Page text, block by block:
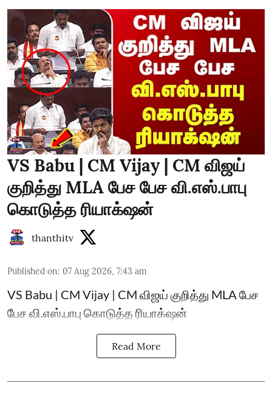
VS Babu | CM Vijay | CM விஜய்
குறித்து MLA பேச பேச வி.எஸ்.பாபு
கொடுத்த ரியாக்‌ஷன்
thanthitv
Published on: 07 Aug 2026, 7:43 am
VS Babu | CM Vijay | CM விஜய் குறித்து MLA பேச
பேச வி.எஸ்.பாபு கொடுத்த ரியாக்‌ஷன்
Read More